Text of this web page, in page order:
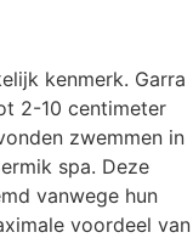
kenmerk. Garra
2-10 centimeter
zwemmen in
spa. Deze
vanwege hun
voordeel van